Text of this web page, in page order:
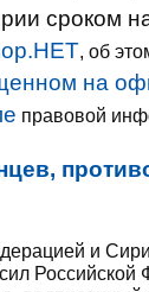
сроком
, об
на
правовой
и
Российской